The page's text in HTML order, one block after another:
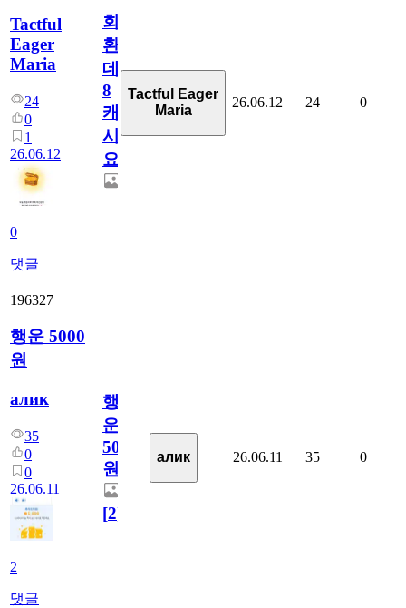
Tactful
Eager
Maria
24
0
1
26.06.12
0
댓글
회
환
데
8
캐
시
요??
Tactful Eager
Maria
26.06.12 24 0
196327
행운 5000
원
алик
35
0
0
26.06.11
2
댓글
행
운
5000
원
[2]
алик 26.06.11 35 0